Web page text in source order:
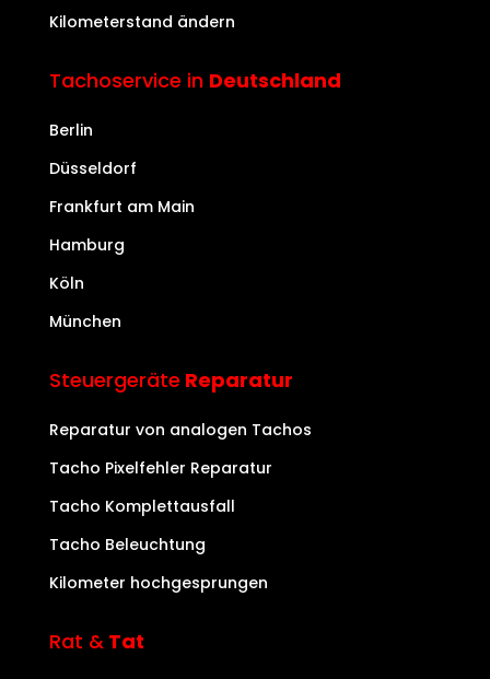
Kilometerstand ändern
Tachoservice in Deutschland
Berlin
Düsseldorf
Frankfurt am Main
Hamburg
Köln
München
Steuergeräte Reparatur
Reparatur von analogen Tachos
Tacho Pixelfehler Reparatur
Tacho Komplettausfall
Tacho Beleuchtung
Kilometer hochgesprungen
Rat &Tat